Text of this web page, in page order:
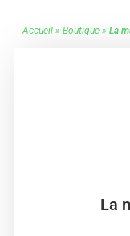
Accueil » Boutique » La
La